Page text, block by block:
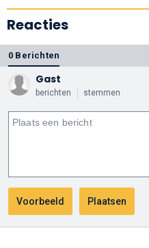
Reacties
0 Berichten
Gast
berichten stemmen